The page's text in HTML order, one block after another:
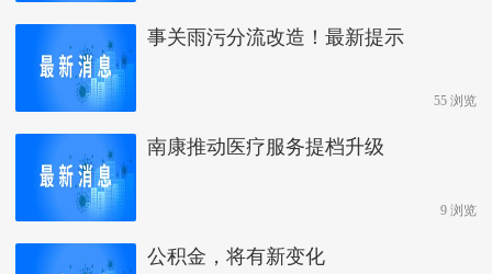
事关雨污分流改造！最新提示
55 浏览
南康推动医疗服务提档升级
9 浏览
公积金，将有新变化